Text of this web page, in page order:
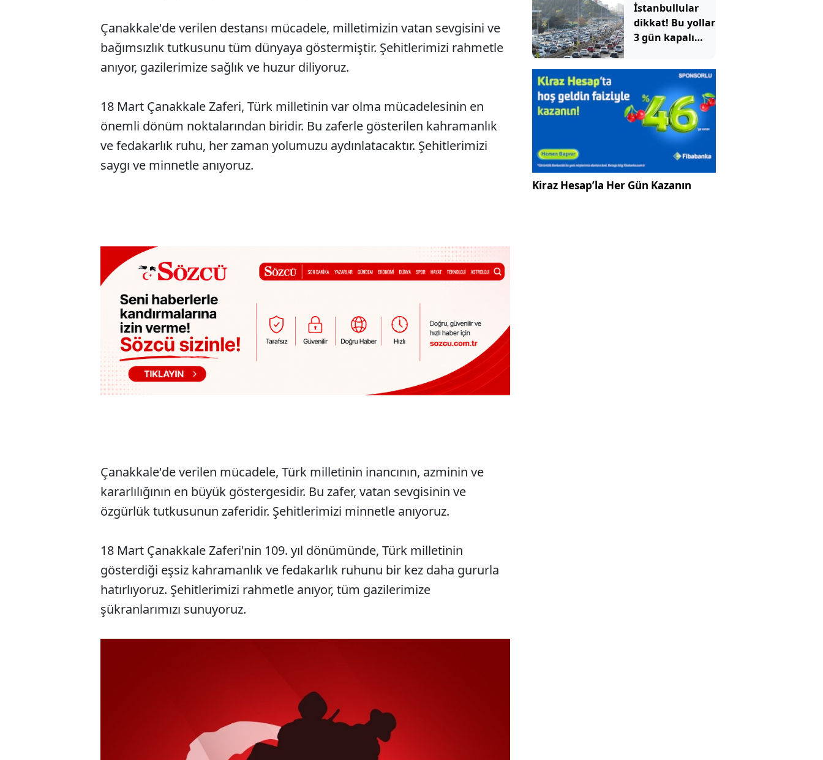
Çanakkale'de verilen destansı mücadele, milletimizin vatan sevgisini ve
bağımsızlık tutkusunu tüm dünyaya göstermiştir. Şehitlerimizi rahmetle
anıyor, gazilerimize sağlık ve huzur diliyoruz.
18 Mart Çanakkale Zaferi, Türk milletinin var olma mücadelesinin en
önemli dönüm noktalarından biridir. Bu zaferle gösterilen kahramanlık
ve fedakarlık ruhu, her zaman yolumuzu aydınlatacaktır. Şehitlerimizi
saygı ve minnetle anıyoruz.
Çanakkale'de verilen mücadele, Türk milletinin inancının, azminin ve
kararlılığının en büyük göstergesidir. Bu zafer, vatan sevgisinin ve
özgürlük tutkusunun zaferidir. Şehitlerimizi minnetle anıyoruz.
18 Mart Çanakkale Zaferi'nin 109. yıl dönümünde, Türk milletinin
gösterdiği eşsiz kahramanlık ve fedakarlık ruhunu bir kez daha gururla
hatırlıyoruz. Şehitlerimizi rahmetle anıyor, tüm gazilerimize
şükranlarımızı sunuyoruz.
İstanbullular
dikkat! Bu yollar
3 gün kapalı
Kiraz Hesap’la Her Gün Kazanın